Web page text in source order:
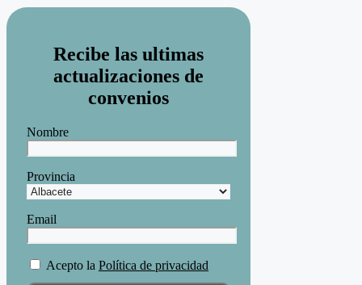
Recibe las ultimas
actualizaciones de
convenios
Nombre
Provincia
Email
Acepto la Política de privacidad